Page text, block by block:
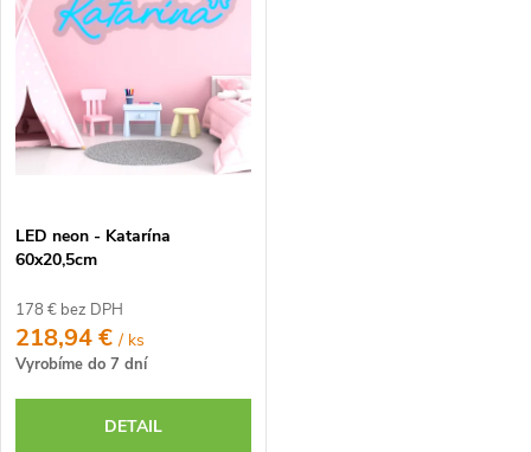
LED neon - Katarína
60x20,5cm
178 € bez DPH
218,94 €/ ks
Vyrobíme do 7 dní
DETAIL